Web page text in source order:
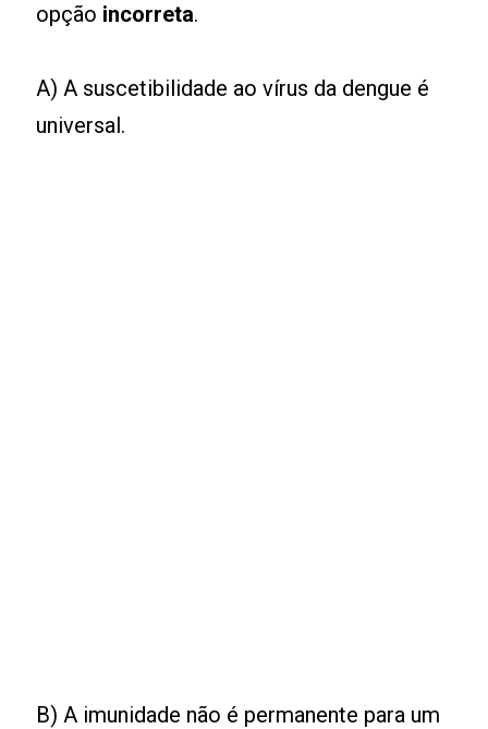
opção incorreta.
A) A suscetibilidade ao vírus da dengue é
universal.
B) A imunidade não é permanente para um